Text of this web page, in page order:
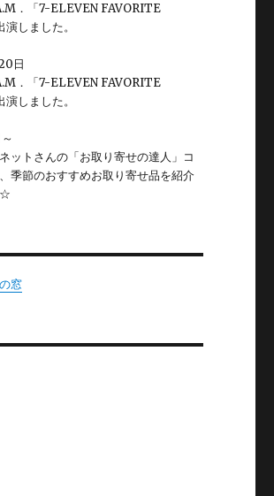
．「7-ELEVEN FAVORITE
しました。
日
．「7-ELEVEN FAVORITE
しました。
ットさんの「お取り寄せの達人」コ
季節のおすすめお取り寄せ品を紹介
☆
窓